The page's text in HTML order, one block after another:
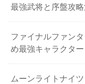
最強武将と序盤攻
ファイナルファン
め最強キャラクタ
ムーンライトナイ